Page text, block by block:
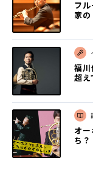
フ
家の
福川
超え
オ
ち？